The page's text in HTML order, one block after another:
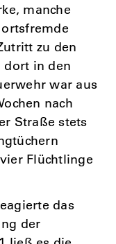
manche
zu den
dort in den
war aus
nach
Straße stets
Flüchtlinge
das
der